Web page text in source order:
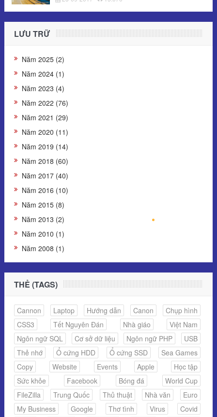
LƯU TRỮ
Năm 2025 (2)
Năm 2024 (1)
Năm 2023 (4)
Năm 2022 (76)
Năm 2021 (29)
Năm 2020 (11)
Năm 2019 (14)
Năm 2018 (60)
Năm 2017 (40)
Năm 2016 (10)
Năm 2015 (8)
Năm 2013 (2)
Năm 2010 (1)
Năm 2008 (1)
THẺ (TAGS)
Cannon Laptop Hướng dẫn Canon
Chụp hình
CSS3
Tết Nguyên Đán Nhà giáo
Việt Nam
Ngôn ngữ SQL
Cơ sở dữ liệu Ngôn ngữ PHP
USB
Thẻ nhớ
Ổ cứng HDD Ổ cứng SSD
Sea Games
Copy
Website Events Apple
Học tập
Sức khỏe
Facebook Bóng đá
World Cup
FileZilla
Trung Quốc Thủ thuật Nhà văn
Euro
My Business
Google Thơ tình Virus
Covid